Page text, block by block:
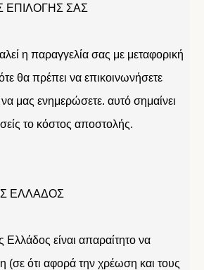
ΕΠΙΛΟΓΗΣ ΣΑΣ
η παραγγελία σας με μεταφορική
θα πρέπει να επικοινωνήσετε
μας ενημερώσετε. αυτό σημαίνει
το κόστος αποστολής.
ΕΛΛΑΔΟΣ
Ελλάδος είναι απαραίτητο να
(σε ότι αφορά την χρέωση και τους